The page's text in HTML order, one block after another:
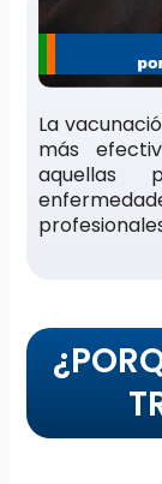
La
más
aquellas